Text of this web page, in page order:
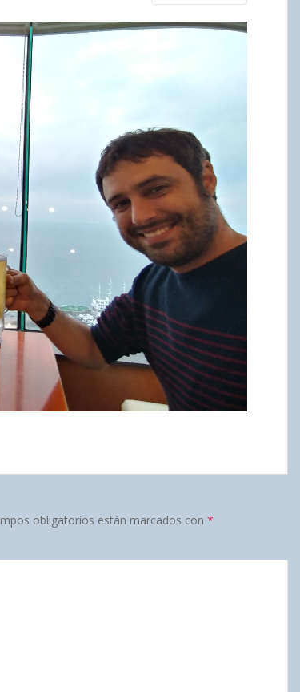
obligatorios están marcados con *